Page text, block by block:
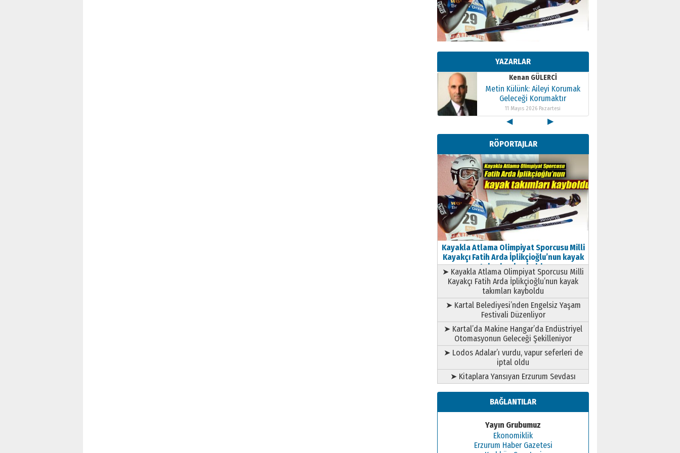
YAZARLAR
Kenan GÜLERCİ
Metin Külünk: Aileyi Korumak
Geleceği Korumaktır
11 Mayıs 2026 Pazartesi
Kenan GÜLERCİ
Metin Külünk: Aileyi Korumak
Geleceği Korumaktır
11 Mayıs 2026 Pazartesi
Kenan GÜLERCİ
Metin Külünk: Aileyi Korumak
Geleceği Korumaktır
11 Mayıs 2026 Pazartesi
◀ ▶
RÖPORTAJLAR
Kayakla Atlama Olimpiyat Sporcusu Milli
Kayakçı Fatih Arda İplikçioğlu’nun kayak
takımları kayboldu
➤ Kayakla Atlama Olimpiyat Sporcusu Milli
Kayakçı Fatih Arda İplikçioğlu’nun kayak
takımları kayboldu
➤ Kartal Belediyesi’nden Engelsiz Yaşam
Festivali Düzenliyor
➤ Kartal’da Makine Hangar’da Endüstriyel
Otomasyonun Geleceği Şekilleniyor
➤ Lodos Adalar’ı vurdu, vapur seferleri de
iptal oldu
➤ Kitaplara Yansıyan Erzurum Sevdası
BAĞLANTILAR
Yayın Grubumuz
Ekonomiklik
Erzurum Haber Gazetesi